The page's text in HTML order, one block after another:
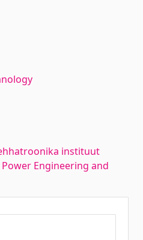
instituut
Engineering and